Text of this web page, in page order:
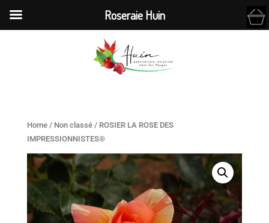
Home/ Non classé/ ROSIER LA ROSE DES
IMPRESSIONNISTES®
Roseraie Huin